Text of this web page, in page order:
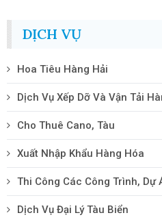
DỊCH VỤ
Hoa Tiêu Hàng Hải
Dịch Vụ Xếp Dỡ Và Vận Tải
Cho Thuê Cano, Tàu
Xuất Nhập Khẩu Hàng Hóa
Thi Công Các Công Trình, Dự
Dịch Vụ Đại Lý Tàu Biển